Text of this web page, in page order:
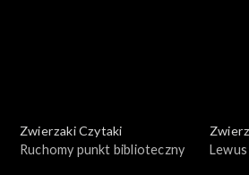
Zwierzaki Czytaki
Ruchomy punkt biblioteczny
Lewus